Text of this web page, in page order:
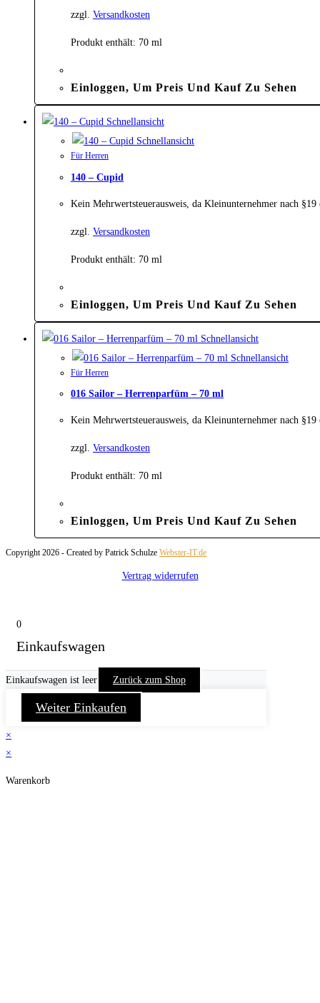
zzgl. Versandkosten
Produkt enthält: 70 ml
Einloggen, Um Preis Und Kauf Zu Sehen
Schnellansicht
Schnellansicht
Für Herren
140 – Cupid
Kein Mehrwertsteuerausweis, da Kleinunternehmer nach
zzgl. Versandkosten
Produkt enthält: 70 ml
Einloggen, Um Preis Und Kauf Zu Sehen
Schnellansicht
Schnellansicht
Für Herren
016 Sailor – Herrenparfüm – 70 ml
Kein Mehrwertsteuerausweis, da Kleinunternehmer nach
zzgl. Versandkosten
Produkt enthält: 70 ml
Einloggen, Um Preis Und Kauf Zu Sehen
Copyright 2026 - Created by Patrick Schulze Webster-IT.de
Vertrag widerrufen
0
Einkaufswagen
Einkaufswagen ist leer Zurück zum Shop
Weiter Einkaufen
×
×
Warenkorb